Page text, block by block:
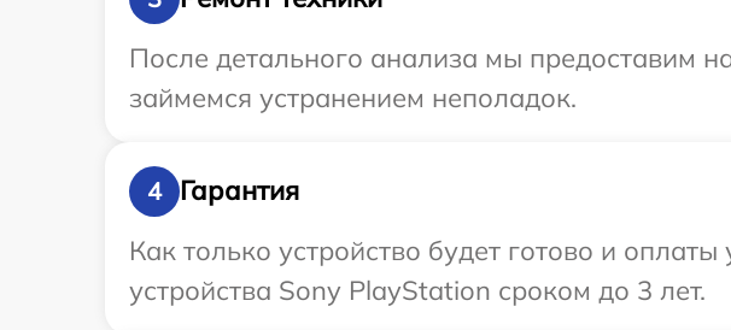
После детального анализа мы предоставим
займемся устранением неполадок.
4
Гарантия
Как только устройство будет готово и
устройства Sony PlayStation сроком до 3 лет.